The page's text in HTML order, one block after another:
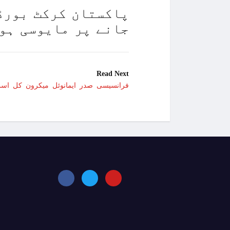
پاکستان کرکٹ
جانے پر مایوسی
Read Next
فرانسیسی صدر ایمانوئل میکرون کل